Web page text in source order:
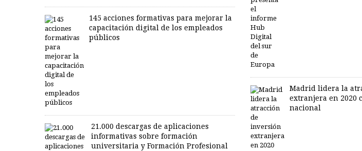
145 acciones formativas para mejorar la
capacitación digital de los empleados
públicos
21.000 descargas de aplicaciones
informativas sobre formación
universitaria y Formación Profesional
Madrid lidera la
extranjera en 2020
nacional